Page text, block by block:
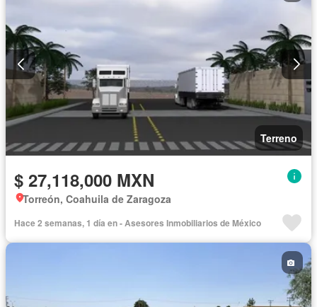
Terreno
$ 27,118,000 MXN
Torreón, Coahuila de Zaragoza
Hace 2 semanas, 1 día en - Asesores Inmobiliarios de México